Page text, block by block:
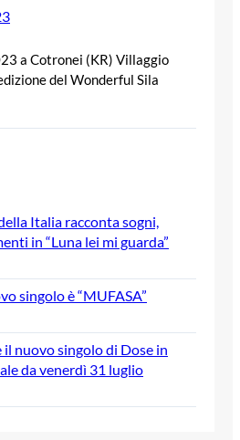
a Cotronei (KR) Villaggio
del Wonderful Sila
Italia racconta sogni,
in “Luna lei mi guarda”
singolo è “MUFASA”
il nuovo singolo di Dose in
da venerdì 31 luglio